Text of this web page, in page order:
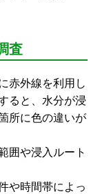
査
赤外線を利用し
ると、水分が浸
所に色の違いが
囲や浸入ルート
や時間帯によっ